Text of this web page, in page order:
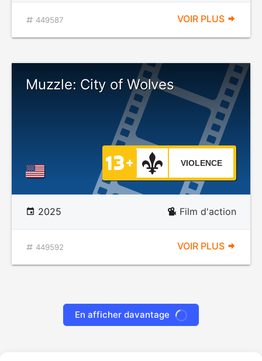
449587 VOIR PLUS
Muzzle: City of Wolves
VIOLENCE
2025 Film d'action
449592 VOIR PLUS